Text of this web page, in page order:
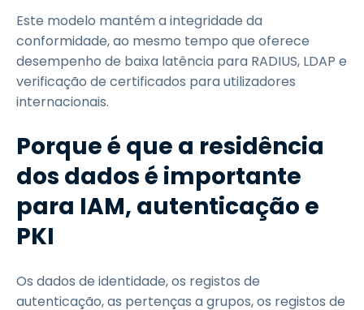
Este modelo mantém a integridade da
conformidade, ao mesmo tempo que oferece
desempenho de baixa latência para RADIUS, LDAP e
verificação de certificados para utilizadores
internacionais.
Porque é que a residência
dos dados é importante
para IAM, autenticação e
PKI
Os dados de identidade, os registos de
autenticação, as pertenças a grupos, os registos de